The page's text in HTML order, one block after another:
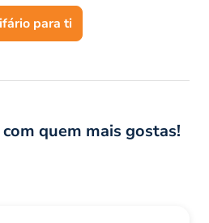
para ti
quem mais gostas!